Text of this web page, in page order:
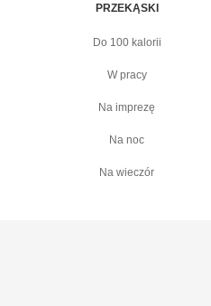
PRZEKĄSKI
Do 100 kalorii
W pracy
Na imprezę
Na noc
Na wieczór